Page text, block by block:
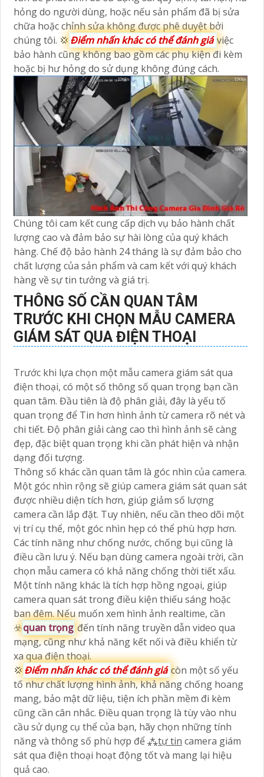
hỏng do người dùng, hoặc nếu sản phẩm đã bị sửa
chữa hoặc chỉnh sửa không được phê duyệt bởi
chúng tôi. 💢 Điểm nhấn khác có thể đánh giáviệc
bảo hành cũng không bao gồm các phụ kiện đi kèm
hoặc bị hư hỏng do sử dụng không đúng cách.
Chúng tôi cam kết cung cấp dịch vụ bảo hành chất
lượng cao và đảm bảo sự hài lòng của quý khách
hàng. Chế độ bảo hành 24 tháng là sự đảm bảo cho
chất lượng của sản phẩm và cam kết với quý khách
hàng về sự tin tưởng và giá trị.
THÔNG SỐ CẦN QUAN TÂM
TRƯỚC KHI CHỌN MẪU CAMERA
GIÁM SÁT QUA ĐIỆN THOẠI
Trước khi lựa chọn một mẫu camera giám sát qua
điện thoại, có một số thông số quan trọng bạn cần
quan tâm. Đầu tiên là độ phân giải, đây là yếu tố
quan trọng để Tin hơn hình ảnh từ camera rõ nét và
chi tiết. Độ phân giải càng cao thì hình ảnh sẽ càng
đẹp, đặc biệt quan trọng khi cần phát hiện và nhận
dạng đối tượng.
Thông số khác cần quan tâm là góc nhìn của camera.
Một góc nhìn rộng sẽ giúp camera giám sát quan sát
được nhiều diện tích hơn, giúp giảm số lượng
camera cần lắp đặt. Tuy nhiên, nếu cần theo dõi một
vị trí cụ thể, một góc nhìn hẹp có thể phù hợp hơn.
Các tính năng như chống nước, chống bụi cũng là
điều cần lưu ý. Nếu bạn dùng camera ngoài trời, cần
chọn mẫu camera có khả năng chống thời tiết xấu.
Một tính năng khác là tích hợp hồng ngoại, giúp
camera quan sát trong điều kiện thiếu sáng hoặc
ban đêm. Nếu muốn xem hình ảnh realtime, cần
☣️quan trọng đến tính năng truyền dẫn video qua
mạng, cũng như khả năng kết nối và điều khiển từ
xa qua điện thoại.
💢 Điểm nhấn khác có thể đánh giácòn một số yếu
tố như chất lượng hình ảnh, khả năng chống hoang
mang, bảo mật dữ liệu, tiện ích phần mềm đi kèm
cũng cần cân nhắc. Điều quan trọng là tùy vào nhu
cầu sử dụng cụ thể của bạn, hãy chọn những tính
năng và thông số phù hợp để ⁂tự tin camera giám
sát qua điện thoại hoạt động tốt và mang lại hiệu
quả cao.